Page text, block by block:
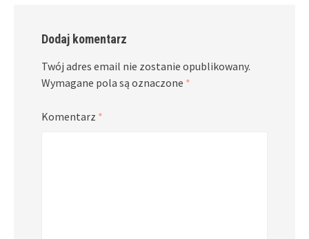
Dodaj komentarz
Twój adres email nie zostanie opublikowany.
Wymagane pola są oznaczone *
Komentarz *